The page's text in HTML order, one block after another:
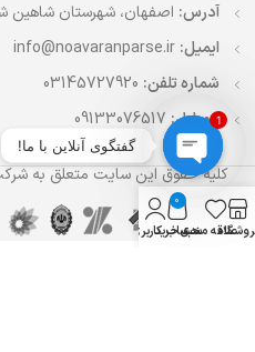
آدرس: اصفهان، شهرستان شاهین
ایمیل:
شماره تلفن:
موبایل:
کلیه حقوق این سایت متعلق به
علاقه مندی
0
سبد خرید
حساب کاربری من
گفتگوی آنلاین با ما!
Open
chaty
1